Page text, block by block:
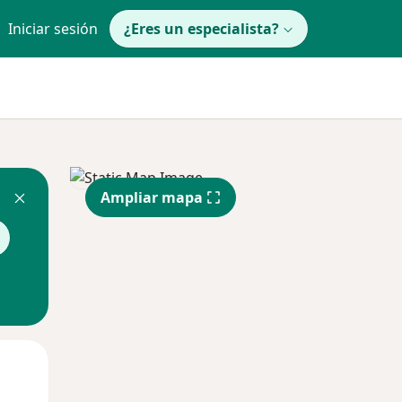
Iniciar sesión ¿Eres un especialista?
Ampliar mapa